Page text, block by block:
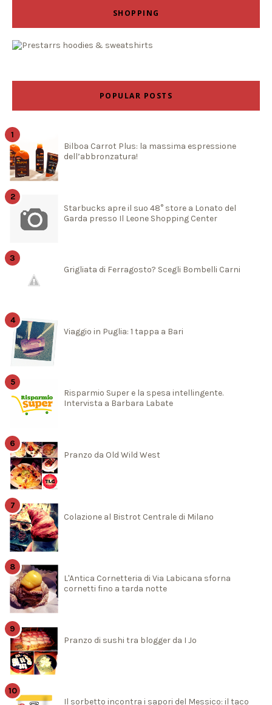
SHOPPING
POPULAR POSTS
Bilboa Carrot Plus: la massima espressione
dell’abbronzatura!
Starbucks apre il suo 48° store a Lonato del
Garda presso Il Leone Shopping Center
Grigliata di Ferragosto? Scegli Bombelli Carni
Viaggio in Puglia: 1 tappa a Bari
Risparmio Super e la spesa intellingente.
Intervista a Barbara Labate
Pranzo da Old Wild West
Colazione al Bistrot Centrale di Milano
L'Antica Cornetteria di Via Labicana sforna
cornetti fino a tarda notte
Pranzo di sushi tra blogger da I Jo
Il sorbetto incontra i sapori del Messico: il taco